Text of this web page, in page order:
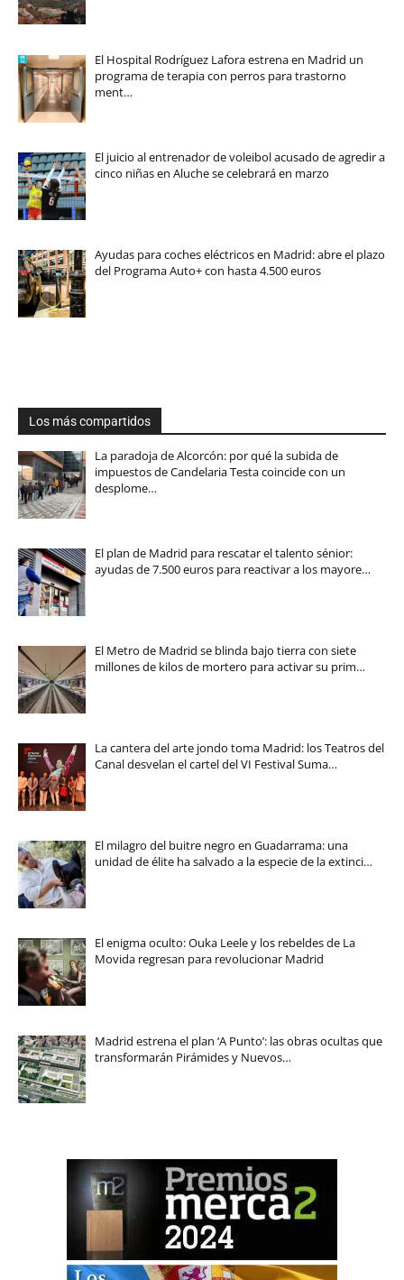
El Hospital Rodríguez Lafora estrena en Madrid un
programa de terapia con perros para trastorno
ment…
El juicio al entrenador de voleibol acusado de agredir a
cinco niñas en Aluche se celebrará en marzo
Ayudas para coches eléctricos en Madrid: abre el plazo
del Programa Auto+ con hasta 4.500 euros
Los más compartidos
La paradoja de Alcorcón: por qué la subida de
impuestos de Candelaria Testa coincide con un
desplome…
El plan de Madrid para rescatar el talento sénior:
ayudas de 7.500 euros para reactivar a los mayore…
El Metro de Madrid se blinda bajo tierra con siete
millones de kilos de mortero para activar su prim…
La cantera del arte jondo toma Madrid: los Teatros del
Canal desvelan el cartel del VI Festival Suma…
El milagro del buitre negro en Guadarrama: una
unidad de élite ha salvado a la especie de la extinci…
El enigma oculto: Ouka Leele y los rebeldes de La
Movida regresan para revolucionar Madrid
Madrid estrena el plan ‘A Punto’: las obras ocultas que
transformarán Pirámides y Nuevos…